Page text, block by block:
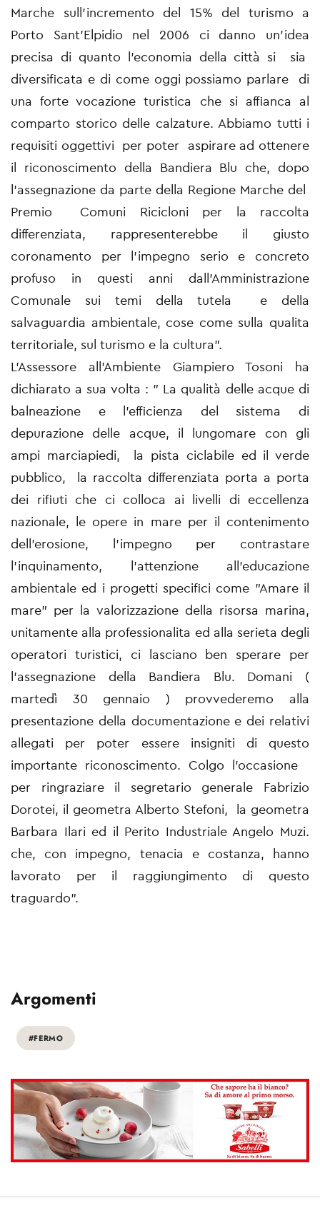
Marche sull'incremento del 15% del turismo a
Porto Sant'Elpidio nel 2006 ci danno un'idea
precisa di quanto l'economia della città si sia
diversificata e di come oggi possiamo parlare di
una forte vocazione turistica che si affianca al
comparto storico delle calzature. Abbiamo tutti i
requisiti oggettivi per poter aspirare ad ottenere
il riconoscimento della Bandiera Blu che, dopo
l'assegnazione da parte della Regione Marche del
Premio Comuni Ricicloni per la raccolta
differenziata, rappresenterebbe il giusto
coronamento per l'impegno serio e concreto
profuso in questi anni dall'Amministrazione
Comunale sui temi della tutela e della
salvaguardia ambientale, cose come sulla qualita
territoriale, sul turismo e la cultura".
L'Assessore all'Ambiente Giampiero Tosoni ha
dichiarato a sua volta : " La qualità delle acque di
balneazione e l'efficienza del sistema di
depurazione delle acque, il lungomare con gli
ampi marciapiedi, la pista ciclabile ed il verde
pubblico, la raccolta differenziata porta a porta
dei rifiuti che ci colloca ai livelli di eccellenza
nazionale, le opere in mare per il contenimento
dell'erosione, l'impegno per contrastare
l'inquinamento, l'attenzione all'educazione
ambientale ed i progetti specifici come "Amare il
mare" per la valorizzazione della risorsa marina,
unitamente alla professionalita ed alla serieta degli
operatori turistici, ci lasciano ben sperare per
l'assegnazione della Bandiera Blu. Domani (
martedì 30 gennaio ) provvederemo alla
presentazione della documentazione e dei relativi
allegati per poter essere insigniti di questo
importante riconoscimento. Colgo l'occasione
per ringraziare il segretario generale Fabrizio
Dorotei, il geometra Alberto Stefoni, la geometra
Barbara Ilari ed il Perito Industriale Angelo Muzi.
che, con impegno, tenacia e costanza, hanno
lavorato per il raggiungimento di questo
traguardo".
Argomenti
#FERMO